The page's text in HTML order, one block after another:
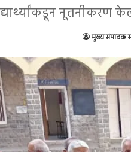
नूतनीकरण
मुख्य संपादक